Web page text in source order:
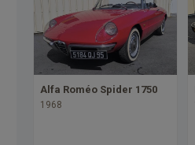
Alfa Roméo Spider 1750
1968